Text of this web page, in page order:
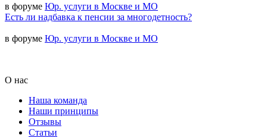
в форуме Юр. услуги в Москве и МО
Есть ли надбавка к пенсии за многодетность?
в форуме Юр. услуги в Москве и МО
О нас
Наша команда
Наши принципы
Отзывы
Статьи